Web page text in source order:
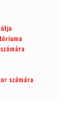
számára